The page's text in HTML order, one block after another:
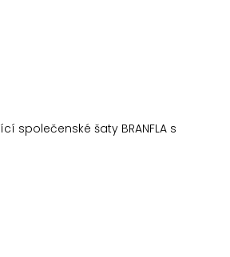
společenské šaty BRANFLA s